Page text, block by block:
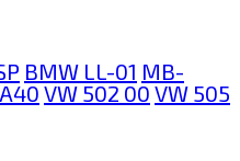
BMW LL-01 MB-
VW 502 00 VW 505